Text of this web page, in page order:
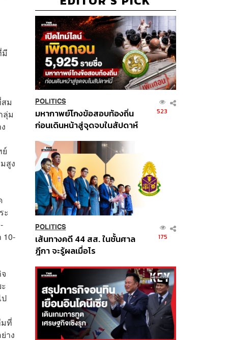
มี
ม
ลุ่ม
สูง
ะ
10-
ที่
าง
POLITICS
มหากาพย์โกงข้อสอบท้องถิ่น
ก่อนเดินหน้าสู่จุดจบในสัปดาห์
523
POLITICS
เส้นทางคดี 44 สส. ในชั้นศาล
ฎีกา จะรู้ผลเมื่อไร
175